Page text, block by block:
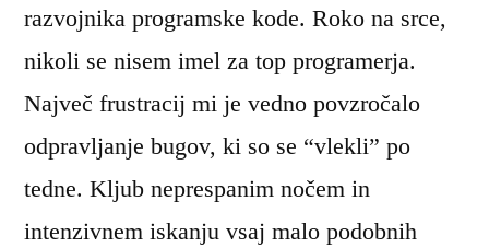
razvojnika programske kode. Roko na srce,
nikoli se nisem imel za top programerja.
Največ frustracij mi je vedno povzročalo
odpravljanje bugov, ki so se “vlekli” po
tedne. Kljub neprespanim nočem in
intenzivnem iskanju vsaj malo podobnih